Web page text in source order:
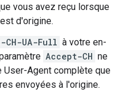
vous avez reçu lorsque
d'origine.
CH-UA-Full à votre en-
Accept-CH ne
User-Agent complète que
envoyées à l'origine.